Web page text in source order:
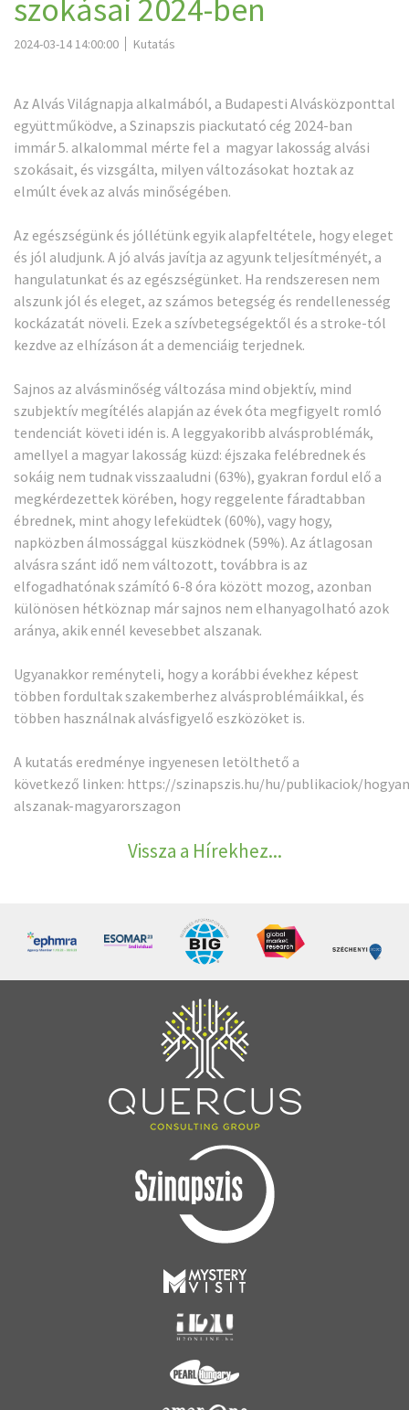
szokásai 2024-ben
2024-03-14 14:00:00 Kutatás
Az Alvás Világnapja alkalmából, a Budapesti Alvásközponttal
együttműködve, a Szinapszis piackutató cég 2024-ban
immár 5. alkalommal mérte fel a magyar lakosság alvási
szokásait, és vizsgálta, milyen változásokat hoztak az
elmúlt évek az alvás minőségében.
Az egészségünk és jóllétünk egyik alapfeltétele, hogy eleget
és jól aludjunk. A jó alvás javítja az agyunk teljesítményét, a
hangulatunkat és az egészségünket. Ha rendszeresen nem
alszunk jól és eleget, az számos betegség és rendellenesség
kockázatát növeli. Ezek a szívbetegségektől és a stroke-tól
kezdve az elhízáson át a demenciáig terjednek.
Sajnos az alvásminőség változása mind objektív, mind
szubjektív megítélés alapján az évek óta megfigyelt romló
tendenciát követi idén is. A leggyakoribb alvásproblémák,
amellyel a magyar lakosság küzd: éjszaka felébrednek és
sokáig nem tudnak visszaaludni (63%), gyakran fordul elő a
megkérdezettek körében, hogy reggelente fáradtabban
ébrednek, mint ahogy lefeküdtek (60%), vagy hogy,
napközben álmossággal küszködnek (59%). Az átlagosan
alvásra szánt idő nem változott, továbbra is az
elfogadhatónak számító 6-8 óra között mozog, azonban
különösen hétköznap már sajnos nem elhanyagolható azok
aránya, akik ennél kevesebbet alszanak.
Ugyanakkor reményteli, hogy a korábbi évekhez képest
többen fordultak szakemberhez alvásproblémáikkal, és
többen használnak alvásfigyelő eszközöket is.
A kutatás eredménye ingyenesen letölthető a
következő linken: https://szinapszis.hu/hu/publikaciok/
alszanak-magyarorszagon
Vissza a Hírekhez...